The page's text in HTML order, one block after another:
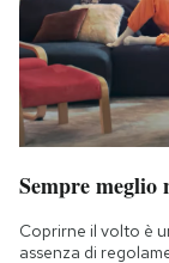
Sempre meglio
Coprirne il volto è
assenza di